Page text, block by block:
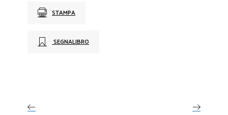
STAMPA
SEGNALIBRO